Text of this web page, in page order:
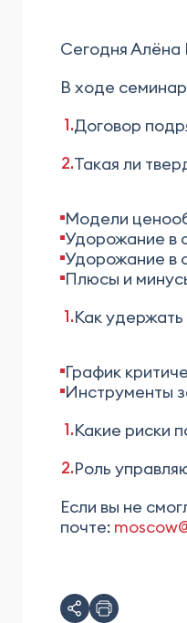
Сегодня Алёна
В ходе
Договор
Такая ли
Модели
Удорожание в
Удорожание в
Плюсы и
Как
График
Инструменты
Какие риски
Роль
Если вы не
почте: